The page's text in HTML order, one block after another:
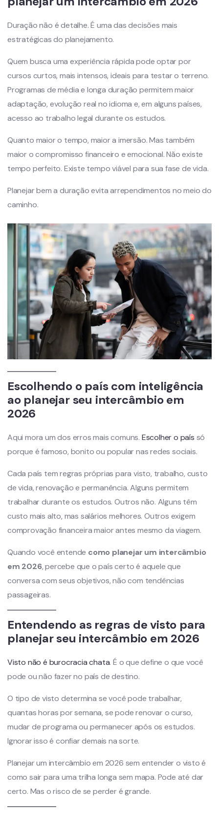
Duração não é detalhe. É uma das decisões mais
estratégicas do planejamento.
Quem busca uma experiência rápida pode optar por
cursos curtos, mais intensos, ideais para testar o terreno.
Programas de média e longa duração permitem maior
adaptação, evolução real no idioma e, em alguns países,
acesso ao trabalho legal durante os estudos.
Quanto maior o tempo, maior a imersão. Mas também
maior o compromisso financeiro e emocional. Não existe
tempo perfeito. Existe tempo viável para sua fase de vida.
Planejar bem a duração evita arrependimentos no meio do
caminho.
Escolhendo o país com inteligência
ao planejar seu intercâmbio em
2026
Aqui mora um dos erros mais comuns. Escolher o país só
porque é famoso, bonito ou popular nas redes sociais.
Cada país tem regras próprias para visto, trabalho, custo
de vida, renovação e permanência. Alguns permitem
trabalhar durante os estudos. Outros não. Alguns têm
custo mais alto, mas salários melhores. Outros exigem
comprovação financeira maior antes mesmo da viagem.
Quando você entende como planejar um intercâmbio
em 2026, percebe que o país certo é aquele que
conversa com seus objetivos, não com tendências
passageiras.
Entendendo as regras de visto para
planejar seu intercâmbio em 2026
Visto não é burocracia chata. É o que define o que você
pode ou não fazer no país de destino.
O tipo de visto determina se você pode trabalhar,
quantas horas por semana, se pode renovar o curso,
mudar de programa ou permanecer após os estudos.
Ignorar isso é confiar demais na sorte.
Planejar um intercâmbio em 2026 sem entender o visto é
como sair para uma trilha longa sem mapa. Pode até dar
certo. Mas o risco de se perder é grande.